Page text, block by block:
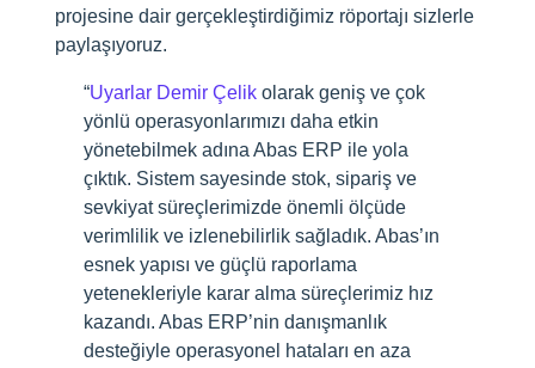
projesine dair gerçekleştirdiğimiz röportajı sizlerle
paylaşıyoruz.
“Uyarlar Demir Çelik olarak geniş ve çok
yönlü operasyonlarımızı daha etkin
yönetebilmek adına Abas ERP ile yola
çıktık. Sistem sayesinde stok, sipariş ve
sevkiyat süreçlerimizde önemli ölçüde
verimlilik ve izlenebilirlik sağladık. Abas’ın
esnek yapısı ve güçlü raporlama
yetenekleriyle karar alma süreçlerimiz hız
kazandı. Abas ERP’nin danışmanlık
desteğiyle operasyonel hataları en aza